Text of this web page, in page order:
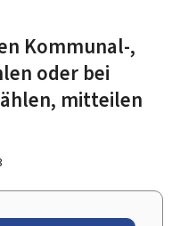
Kommunal-,
oder bei
mitteilen